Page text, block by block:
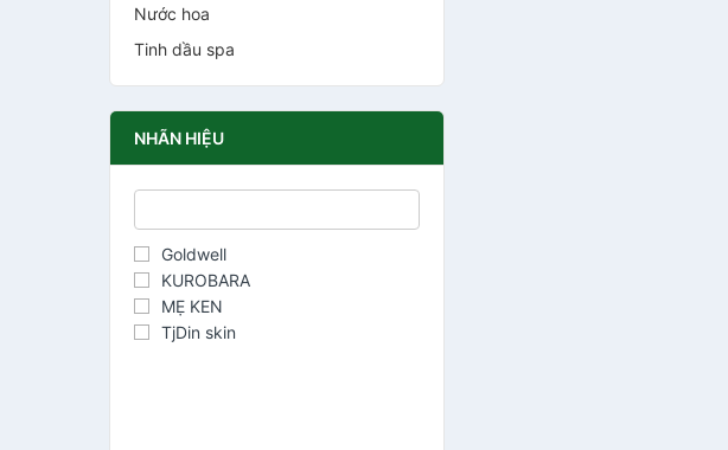
Nước hoa
Tinh dầu spa
NHÃN HIỆU
Goldwell
KUROBARA
MẸ KEN
TjDin skin